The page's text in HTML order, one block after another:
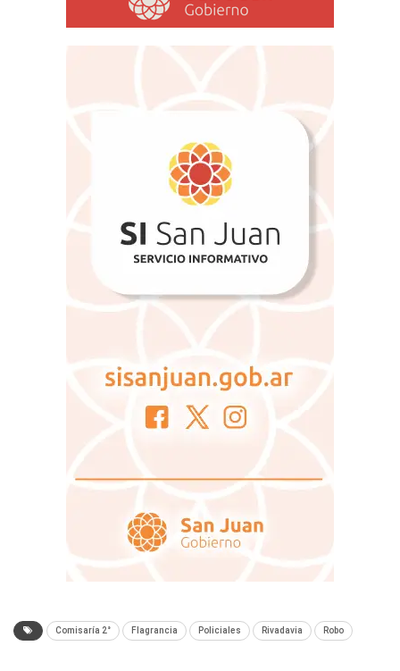
Comisaría 2° Flagrancia Policiales Rivadavia Robo